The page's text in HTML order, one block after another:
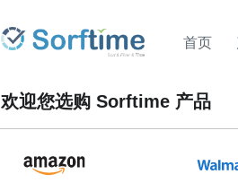
首页
欢迎您选购 Sorftime 产品